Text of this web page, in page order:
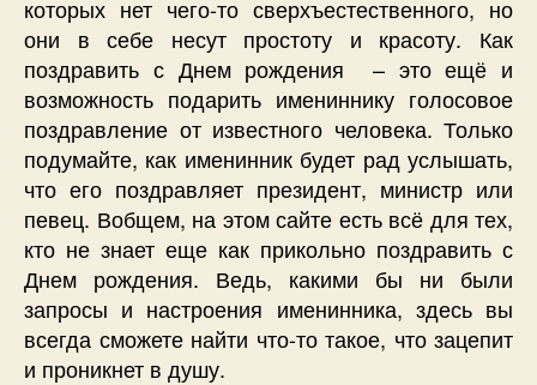
которых нет чего-то сверхъестественного, но
они в себе несут простоту и красоту. Как
поздравить с Днем рождения – это ещё и
возможность подарить имениннику голосовое
поздравление от известного человека. Только
подумайте, как именинник будет рад услышать,
что его поздравляет президент, министр или
певец. Вобщем, на этом сайте есть всё для тех,
кто не знает еще как прикольно поздравить с
Днем рождения. Ведь, какими бы ни были
запросы и настроения именинника, здесь вы
всегда сможете найти что-то такое, что зацепит
и проникнет в душу.